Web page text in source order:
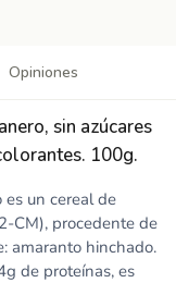
Opiniones
sin azúcares
100g.
un cereal de
CM), procedente de
amaranto hinchado.
de proteínas, es